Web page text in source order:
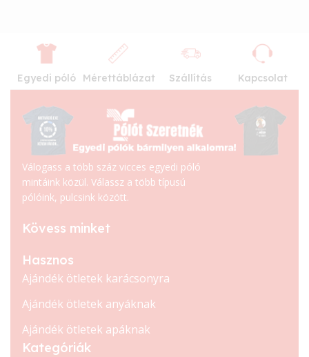
Egyedi póló Mérettáblázat Szállítás Kapcsolat
Válogass a több száz vicces egyedi póló
mintáink közül. Válassz a több típusú
pólóink, pulcsink között.
Kövess minket
Hasznos
Ajándék ötletek karácsonyra
Ajándék ötletek anyáknak
Ajándék ötletek apáknak
Kategóriák